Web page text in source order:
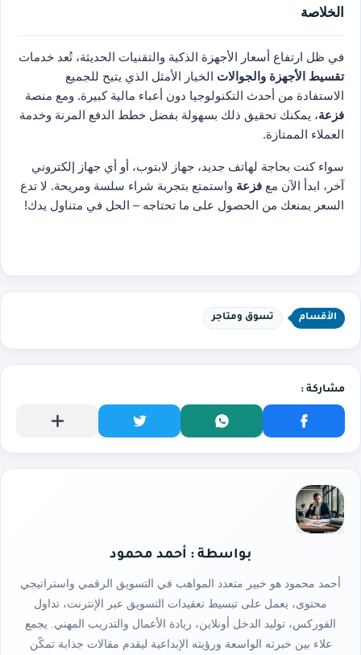
الخلاصة
في ظل ارتفاع أسعار الأجهزة الذكية والتقنيات الحديثة، تُعد خدمات
تقسيط الأجهزة والجوالات الخيار الأمثل الذي يتيح للجميع
الاستفادة من أحدث التكنولوجيا دون أعباء مالية كبيرة. ومع منصة
فزعة، يمكنك تحقيق ذلك بسهولة بفضل خطط الدفع المرنة وخدمة
العملاء الممتازة.
سواء كنت بحاجة لهاتف جديد، جهاز لابتوب، أو أي جهاز إلكتروني
آخر، ابدأ الآن مع فزعة واستمتع بتجربة شراء سلسة ومريحة. لا تدع
السعر يمنعك من الحصول على ما تحتاجه – الحل في متناول يدك!
الأقسام تسوق ومتاجر
بواسطة : أحمد محمود
أحمد محمود هو خبير متعدد المواهب في التسويق الرقمي واستراتيجي
محتوى، يعمل على تبسيط تعقيدات التسويق عبر الإنترنت، تداول
الفوركس، توليد الدخل أونلاين، ريادة الأعمال والتدريب المهني. يجمع
علاء بين خبرته الواسعة ورؤيته الإبداعية ليقدم مقالات جذابة تمكّن